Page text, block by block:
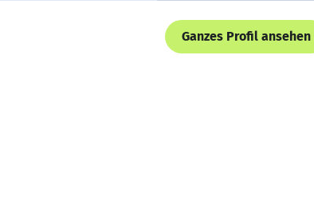
Ganzes Profil ansehen